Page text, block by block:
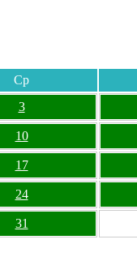
Ср
3
10
17
24
31